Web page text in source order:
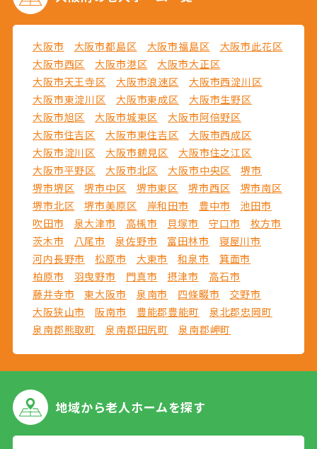
大阪市 大阪市都島区 大阪市福島区
大阪市此花区
大阪市西区
大阪市港区
大阪市大正区
大阪市天王寺区
大阪市浪速区
大阪市西淀川区
大阪市東淀川区
大阪市東成区
大阪市生野区
大阪市旭区
大阪市城東区
大阪市阿倍野区
大阪市住吉区
大阪市東住吉区
大阪市西成区
大阪市淀川区
大阪市鶴見区
大阪市住之江区
大阪市平野区
大阪市北区 大阪市中央区
堺市
堺市堺区
堺市中区 堺市東区 堺市西区
堺市南区
堺市北区
堺市美原区 岸和田市 豊中市
池田市
吹田市
泉大津市 高槻市 貝塚市 守口市
枚方市
茨木市
八尾市 泉佐野市 富田林市
寝屋川市
河内長野市
松原市 大東市 和泉市
箕面市
柏原市
羽曳野市 門真市 摂津市
高石市
藤井寺市
東大阪市 泉南市 四條畷市
交野市
大阪狭山市
阪南市 豊能郡豊能町
泉北郡忠岡町
泉南郡熊取町
泉南郡田尻町 泉南郡岬町
地域から老人ホームを探す